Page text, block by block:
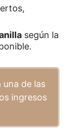
según la
una de las
ingresos